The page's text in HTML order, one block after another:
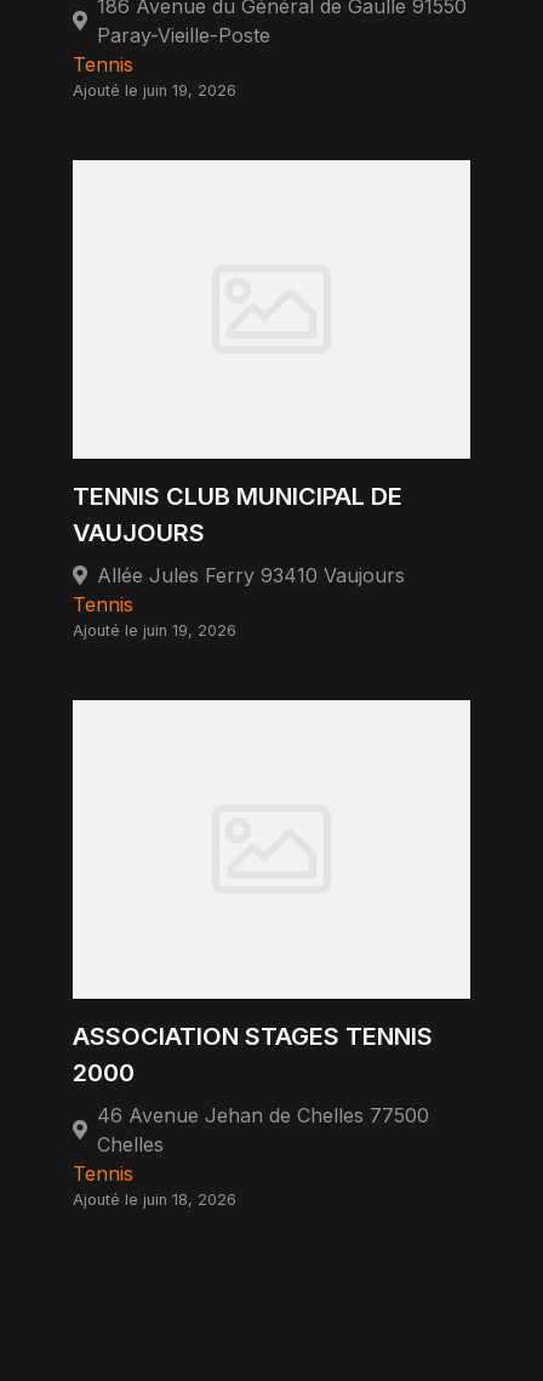
186 Avenue du Général de Gaulle 91550
Paray-Vieille-Poste
Tennis
Ajouté le juin 19, 2026
TENNIS CLUB MUNICIPAL DE
VAUJOURS
Allée Jules Ferry 93410 Vaujours
Tennis
Ajouté le juin 19, 2026
ASSOCIATION STAGES TENNIS
2000
46 Avenue Jehan de Chelles 77500
Chelles
Tennis
Ajouté le juin 18, 2026